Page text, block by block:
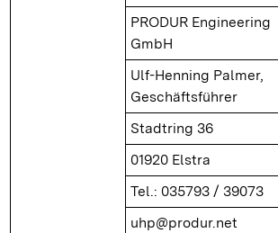
PRODUR Engineering
GmbH
Ulf-Henning Palmer,
Geschäftsführer
Stadtring 36
01920 Elstra
Tel.: 035793 / 39073
uhp@produr.net